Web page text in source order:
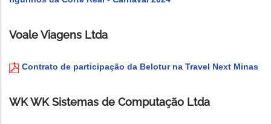
Voale Viagens Ltda
Contrato de participação da Belotur na Travel Next Minas
WK WK Sistemas de Computação Ltda